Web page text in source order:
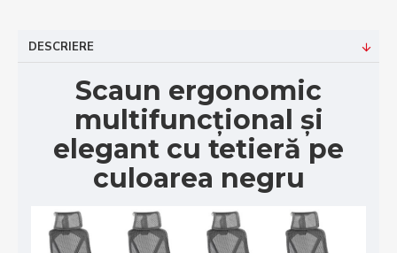
DESCRIERE
Scaun ergonomic
multifuncțional și
elegant cu tetieră pe
culoarea negru